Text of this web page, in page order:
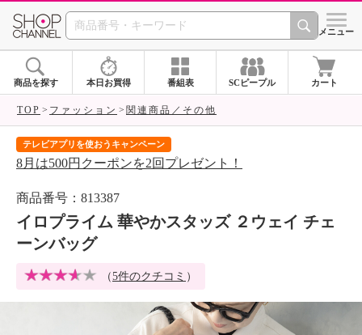
SHOP CHANNEL シメニュー
商品を探す 本日お買得 番組表 SCピープル カート
TOP ファッション 関連商品／その他
テレビアプリを使おうキャンペーン
8月は500円クーポンを2回プレゼント！
商品番号：813387
イロプライム 華やかスタッズ ２ウェイ チェ
ーンバッグ
（5件のクチコミ ）